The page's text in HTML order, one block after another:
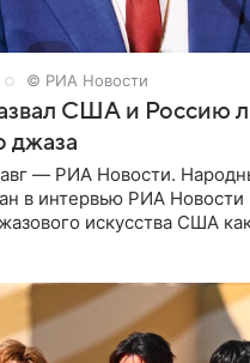
© РИА Новости
США и Россию
джаза
— РИА Новости.
в интервью РИА Новости
искусства США